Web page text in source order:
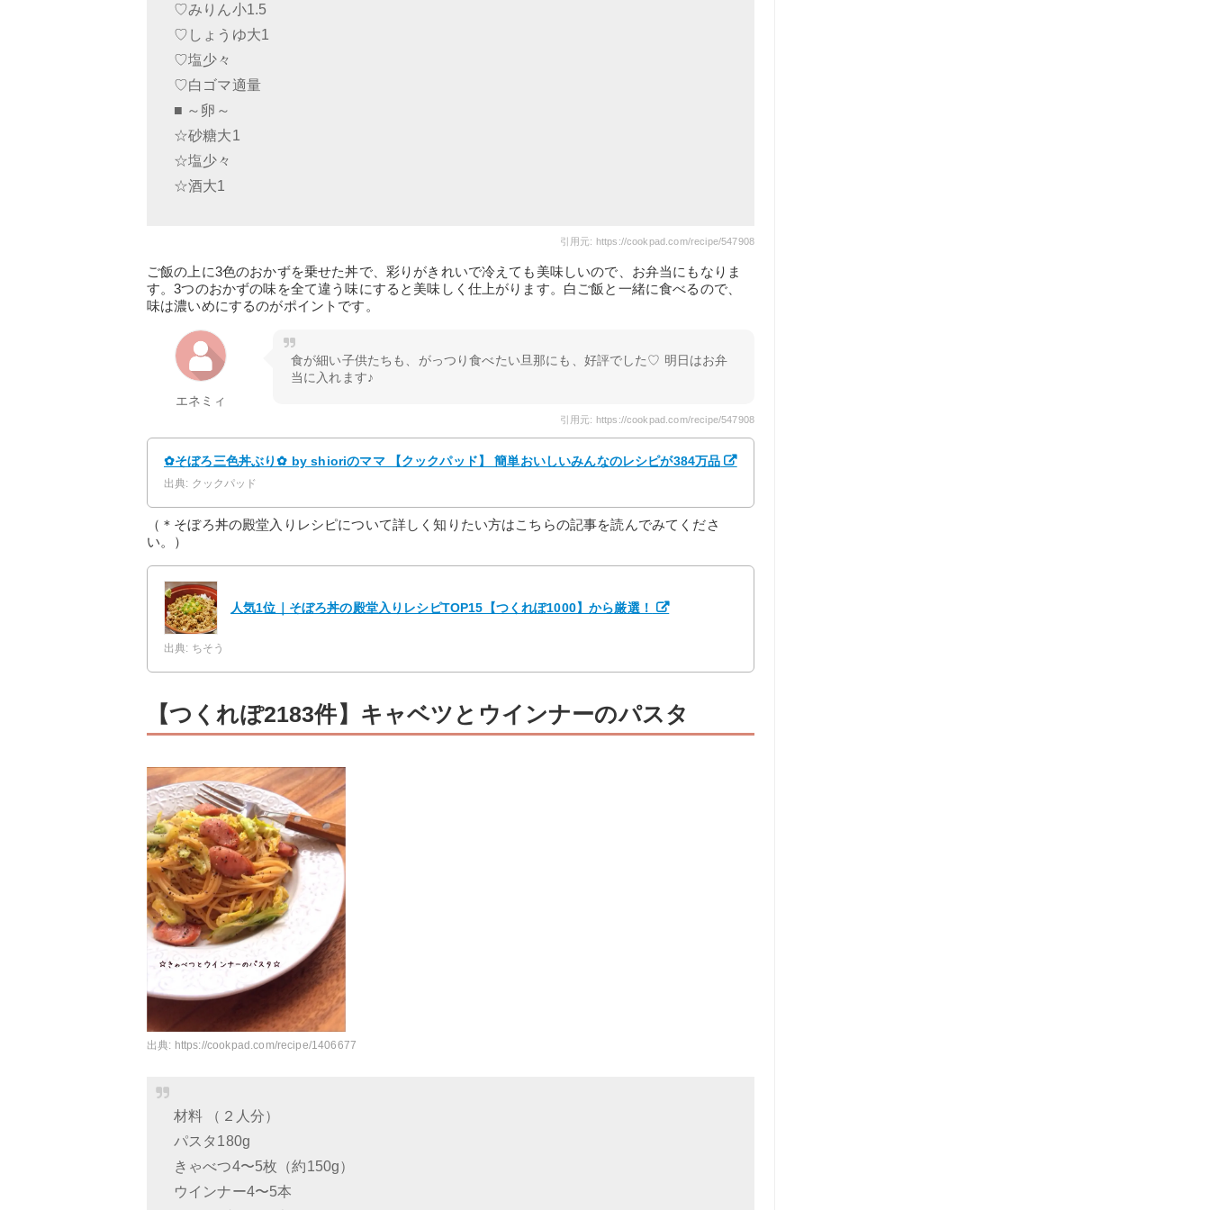
♡みりん小1.5
♡しょうゆ大1
♡塩少々
♡白ゴマ適量
■ ～卵～
☆砂糖大1
☆塩少々
☆酒大1
引用元: https://cookpad.com/recipe/547908
ご飯の上に3色のおかずを乗せた丼で、彩りがきれいで冷えても美味しいので、お弁当にもなりま
す。3つのおかずの味を全て違う味にすると美味しく仕上がります。白ご飯と一緒に食べるので、
味は濃いめにするのがポイントです。
エネミィ
食が細い子供たちも、がっつり食べたい旦那にも、好評でした♡ 明日はお弁
当に入れます♪
引用元: https://cookpad.com/recipe/547908
✿そぼろ三色丼ぶり✿ by shioriのママ 【クックパッド】 簡単おいしいみんなのレシピが384万品
出典: クックパッド
（＊そぼろ丼の殿堂入りレシピについて詳しく知りたい方はこちらの記事を読んでみてくださ
い。）
人気1位｜そぼろ丼の殿堂入りレシピTOP15【つくれぽ1000】から厳選！
出典: ちそう
【つくれぽ2183件】キャベツとウインナーのパスタ
出典: https://cookpad.com/recipe/1406677
材料 （２人分）
パスタ180g
きゃべつ4〜5枚（約150g）
ウインナー4〜5本